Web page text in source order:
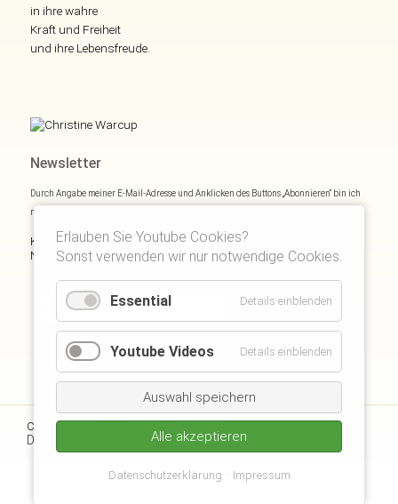
in ihre wahre
Kraft und Freiheit
und ihre Lebensfreude.
Newsletter
Durch Angabe meiner E-Mail-Adresse und Anklicken des Buttons „Abonnieren“ bin ich
mich mit
Kostenloses E- und Audiobook & monatliche Inspirationen via
Newsletter:
Copyright © 2026 Christine Warcup | Kontakt Impressum
Datenschutzerklärung |Disclaimer|Suchen
Erlauben Sie Youtube Cookies?
Sonst verwenden wir nur notwendige Cookies.
Essential Details einblenden
Youtube Videos Details einblenden
Auswahl speichern
Alle akzeptieren
Datenschutzerklärung Impressum